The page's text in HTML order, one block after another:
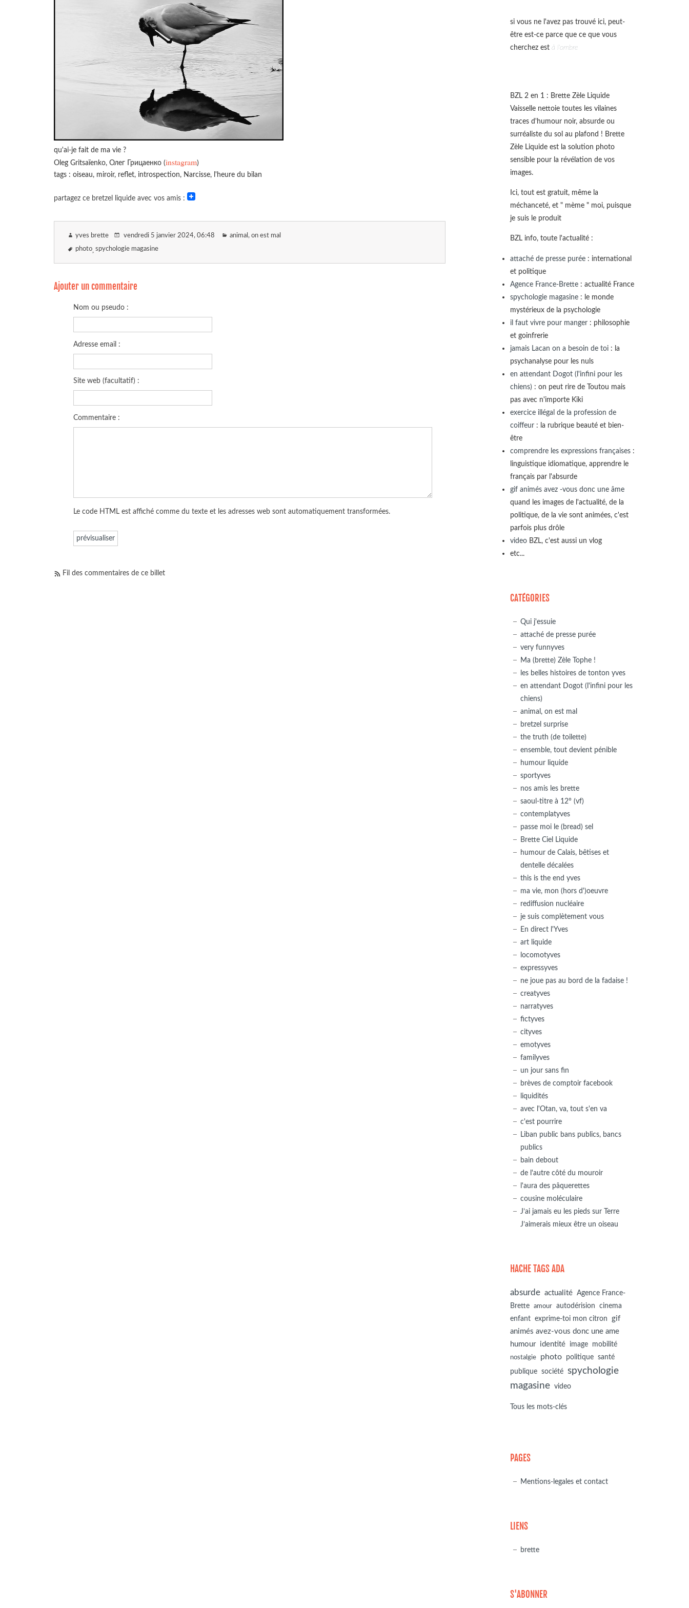
qu'ai-je fait de ma vie ?
Oleg Gritsaїenko, Олег Грицаенко (instagram)
tags : oiseau, miroir, reflet, introspection, Narcisse, l'heure du bilan
partagez ce bretzel liquide avec vos amis :
yves brette vendredi 5 janvier 2024, 06:48 animal, on est mal
photo spychologie magasine
Ajouter un commentaire
Nom ou pseudo :
Adresse email :
Site web (facultatif) :
Commentaire :
Le code HTML est affiché comme du texte et les adresses web sont automatiquement transformées.
Fil des commentaires de ce billet
si vous ne l'avez pas trouvé ici, peut-
être est-ce parce que ce que vous
cherchez està l'ombre
BZL 2 en 1 : Brette Zèle Liquide
Vaisselle nettoie toutes les vilaines
traces d'humour noir, absurde ou
surréaliste du sol au plafond ! Brette
Zèle Liquide est la solution photo
sensible pour la révélation de vos
images.
Ici, tout est gratuit, même la
méchanceté, et " mème " moi, puisque
je suis le produit
BZL info, toute l'actualité :
attaché de presse purée : international
et politique
Agence France-Brette : actualité France
spychologie magasine : le monde
mystérieux de la psychologie
il faut vivre pour manger : philosophie
et goinfrerie
jamais Lacan on a besoin de toi : la
psychanalyse pour les nuls
en attendant Dogot (l'infini pour les
chiens) : on peut rire de Toutou mais
pas avec n'importe Kiki
exercice illégal de la profession de
coiffeur : la rubrique beauté et bien-
être
comprendre les expressions françaises :
linguistique idiomatique, apprendre le
français par l'absurde
gif animés avez -vous donc une âme
quand les images de l'actualité, de la
politique, de la vie sont animées, c'est
parfois plus drôle
video BZL, c'est aussi un vlog
etc...
CATÉGORIES
Qui j'essuie
attaché de presse purée
very funnyves
Ma (brette) Zèle Tophe !
les belles histoires de tonton yves
en attendant Dogot (l'infini pour les
chiens)
animal, on est mal
bretzel surprise
the truth (de toilette)
ensemble, tout devient pénible
humour liquide
sportyves
nos amis les brette
saoul-titre à 12° (vf)
contemplatyves
passe moi le (bread) sel
Brette Ciel Liquide
humour de Calais, bêtises et
dentelle décalées
this is the end yves
ma vie, mon (hors d')oeuvre
rediffusion nucléaire
je suis complètement vous
En direct l'Yves
art liquide
locomotyves
expressyves
ne joue pas au bord de la fadaise !
creatyves
narratyves
fictyves
cityves
emotyves
familyves
un jour sans fin
brèves de comptoir facebook
liquidités
avec l'Otan, va, tout s'en va
c'est pourrire
Liban public bans publics, bancs
publics
bain debout
de l'autre côté du mouroir
l'aura des pâquerettes
cousine moléculaire
J’ai jamais eu les pieds sur Terre
J’aimerais mieux être un oiseau
HACHE TAGS ADA
absurde actualité Agence France-
Brette
amour autodérision
cinema
enfant exprime-toi mon citron
gif
animés avez-vous donc une ame
humour identité image mobilité
nostalgie photo politique santé
publique société spychologie
magasine video
Tous les mots-clés
PAGES
Mentions-legales et contact
LIENS
brette
S'ABONNER